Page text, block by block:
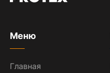
Меню
Главная